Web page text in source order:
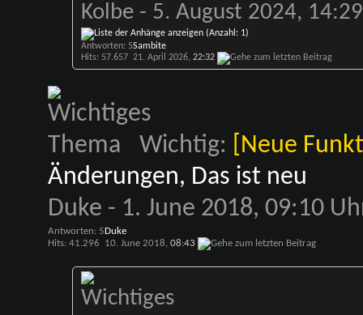
Kolbe- 5. August 2024,
Antworten: 5
Hits: 57.657
Sambite
21. April 2026, 22:32
Wichtig:
[Neue
Änderungen, Das ist neu
Duke - 1. June 2018, 09:10
Antworten: 5
Hits: 41.296
Duke
10. June 2018, 08:43